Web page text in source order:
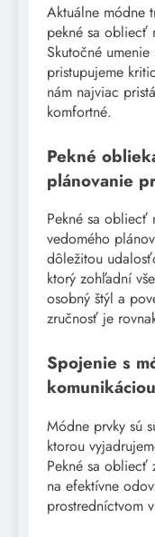
Aktuálne módne
pekné sa obliecť
Skutočné
pristupujeme
nám najviac
komfortné.
Pekné
plánovanie
Pekné sa obliecť
vedomého
dôležitou
ktorý zohľadní
osobný štýl a
zručnosť je
Spojenie s
komunikáciou
Módne prvky sú
ktorou
Pekné sa obliecť
na efektívne
prostredníctvom